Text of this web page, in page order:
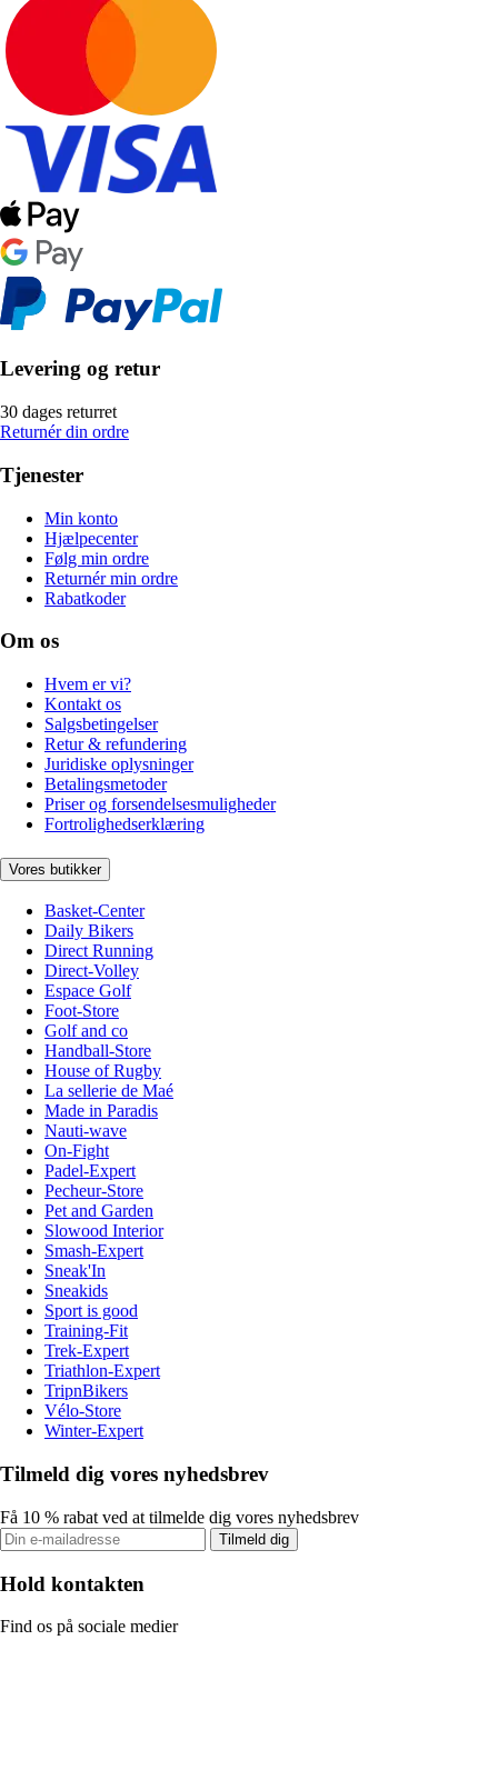
Levering og retur
30 dages returret
Returnér din ordre
Tjenester
Min konto
Hjælpecenter
Følg min ordre
Returnér min ordre
Rabatkoder
Om os
Hvem er vi?
Kontakt os
Salgsbetingelser
Retur & refundering
Juridiske oplysninger
Betalingsmetoder
Priser og forsendelsesmuligheder
Fortrolighedserklæring
Vores butikker
Basket-Center
Daily Bikers
Direct Running
Direct-Volley
Espace Golf
Foot-Store
Golf and co
Handball-Store
House of Rugby
La sellerie de Maé
Made in Paradis
Nauti-wave
On-Fight
Padel-Expert
Pecheur-Store
Pet and Garden
Slowood Interior
Smash-Expert
Sneak'In
Sneakids
Sport is good
Training-Fit
Trek-Expert
Triathlon-Expert
TripnBikers
Vélo-Store
Winter-Expert
Tilmeld dig vores nyhedsbrev
Få 10 % rabat ved at tilmelde dig vores nyhedsbrev
Tilmeld dig
Hold kontakten
Find os på sociale medier